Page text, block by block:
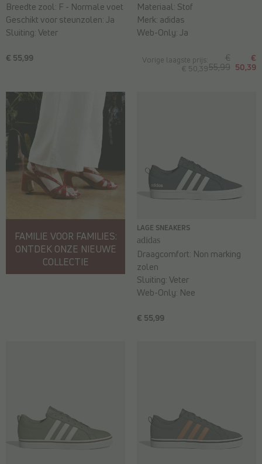
€ 55,99
Breedte zool: F - Normale voet
Geschikt voor steunzolen:Ja
Sluiting:Veter
Vorige laagste prijs:
€ 50,39
€
55,99
€
50,39
Materiaal: Stof
Merk: adidas
Web-Only:Ja
FAMILIE VOOR FAMILIES:
ONTDEK ONZE NIEUWE
COLLECTIE
LAGE SNEAKERS
adidas
€ 55,99
Draagcomfort: Non marking
zolen
Sluiting:Veter
Web-Only: Nee